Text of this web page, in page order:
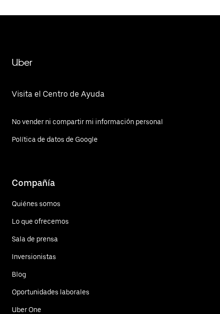
Uber
Visita el Centro de Ayuda
No vender ni compartir mi información personal
Política de datos de Google
Compañía
Quiénes somos
Lo que ofrecemos
Sala de prensa
Inversionistas
Blog
Oportunidades laborales
Uber One